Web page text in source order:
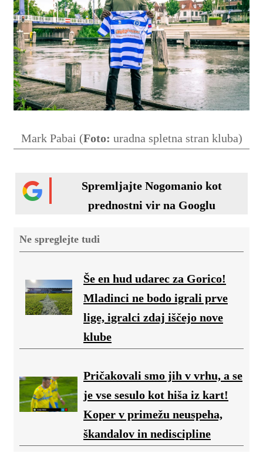
Mark Pabai (Foto: uradna spletna stran kluba)
Spremljajte Nogomanio kot
prednostni vir na Googlu
Ne spreglejte tudi
Še en hud udarec za Gorico!
Mladinci ne bodo igrali prve
lige, igralci zdaj iščejo nove
klube
Pričakovali smo jih v vrhu, a se
je vse sesulo kot hiša iz kart!
Koper v primežu neuspeha,
škandalov in nediscipline